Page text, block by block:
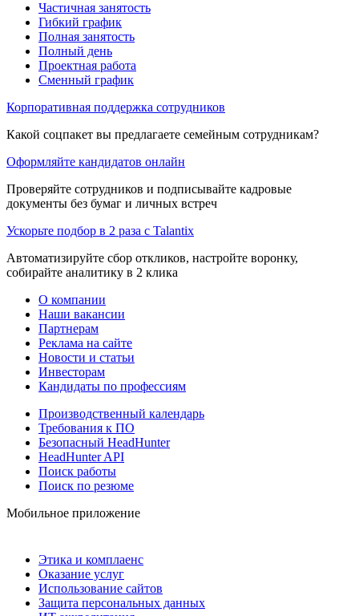
Частичная занятость
Гибкий график
Полная занятость
Полный день
Проектная работа
Сменный график
Корпоративная поддержка сотрудников
Какой соцпакет вы предлагаете семейным сотрудникам?
Оформляйте кандидатов онлайн
Проверяйте сотрудников и подписывайте кадровые
документы без бумаг и личных встреч
Ускорьте подбор в 2 раза с Talantix
Автоматизируйте сбор откликов, настройте воронку,
собирайте аналитику в 2 клика
О компании
Наши вакансии
Партнерам
Реклама на сайте
Новости и статьи
Инвесторам
Кандидаты по профессиям
Производственный календарь
Требования к ПО
Безопасный HeadHunter
HeadHunter API
Поиск работы
Поиск по резюме
Мобильное приложение
Этика и комплаенс
Оказание услуг
Использование сайтов
Защита персональных данных